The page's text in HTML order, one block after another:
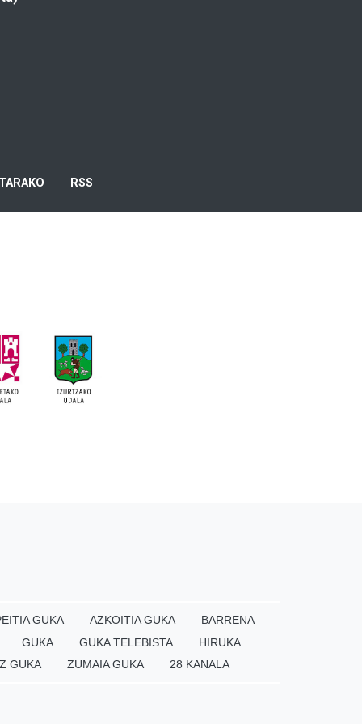
RSS
GUKA AZKOITIA GUKA
BARRENA
GUKA
GUKA TELEBISTA
HIRUKA
GUKA
ZUMAIA GUKA 28 KANALA